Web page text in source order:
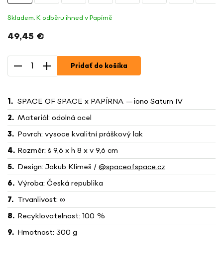
49,45 €
cena:
Skladem. K odběru ihned v Papírně
Pridať do košíka
SPACE OF SPACE x PAPÍRNA —iono Saturn IV
Materiál: odolná ocel
Povrch: vysoce kvalitní práškový lak
Rozměr: š 9,6 x h 8 x v 9,6 cm
Design: Jakub Klimeš /@spaceofspace.cz
Výroba: Česká republika
Trvanlivost: ∞
Recyklovatelnost: 100 %
Hmotnost: 300 g